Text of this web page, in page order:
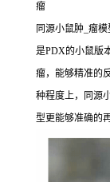
瘤
同源小鼠肿_瘤
是PDX的小鼠版
瘤，能够精准的
种程度上，同源
型更能够准确的